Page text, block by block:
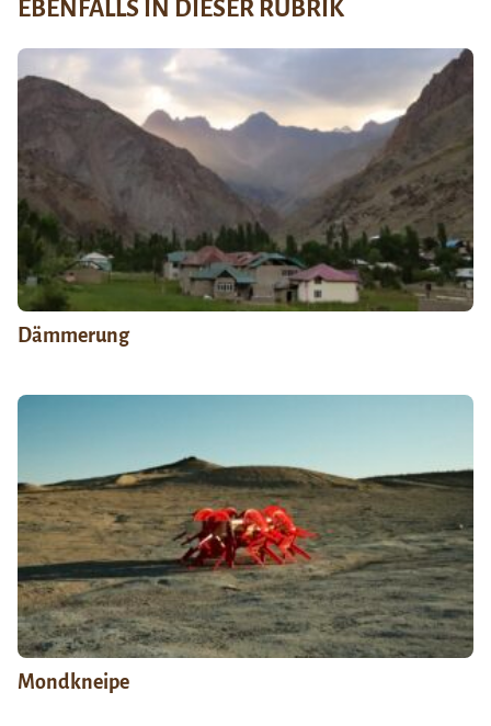
EBENFALLS IN DIESER RUBRIK
Dämmerung
Mondkneipe